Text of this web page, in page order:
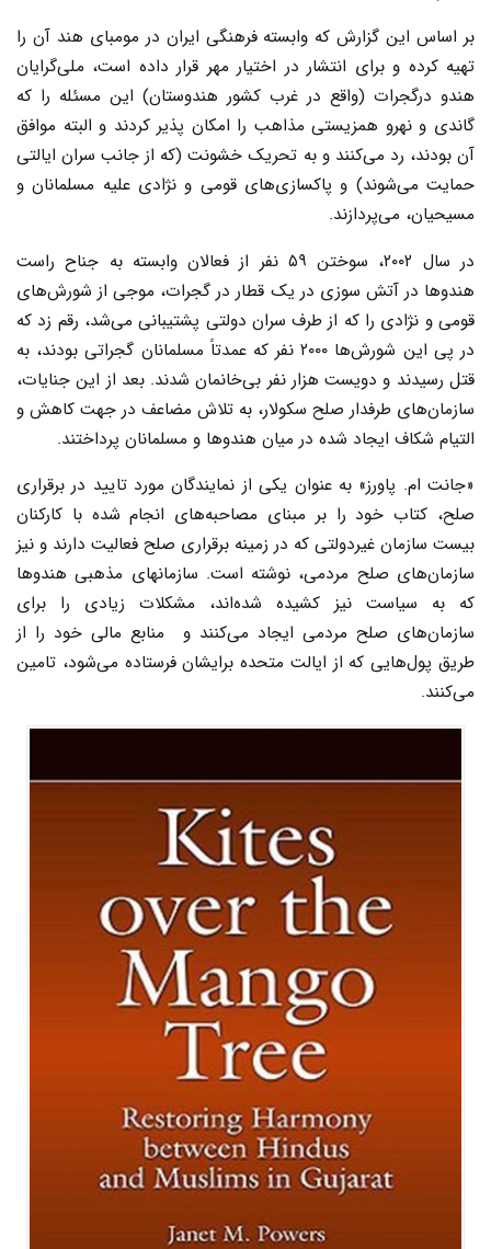
بر اساس این گزارش که وابسته فرهنگی ایران در مومبای هند آن را
تهیه کرده و برای انتشار در اختیار مهر قرار داده است، ملی‌گرایان
هندو درگجرات (واقع در غرب کشور هندوستان) این مسئله را که
گاندی و نهرو همزیستی مذاهب را امکان پذیر کردند و البته موافق
آن بودند، رد می‌کنند و به تحریک خشونت (که از جانب سران ایالتی
حمایت می‌شوند) و پاکسازی‌های قومی و نژادی علیه مسلمانان و
مسیحیان، می‌پردازند.
در سال ۲۰۰۲، سوختن ۵۹ نفر از فعالان وابسته به جناح راست
هندوها در آتش سوزی در یک قطار در گجرات، موجی از شورش‌های
قومی و نژادی را که از طرف سران دولتی پشتیبانی می‌شد، رقم زد که
در پی این شورش‌ها ۲۰۰۰ نفر که عمدتاً مسلمانان گجراتی بودند، به
قتل رسیدند و دویست هزار نفر بی‌خانمان شدند. بعد از این جنایات،
سازمان‌های طرفدار صلح سکولار، به تلاش مضاعف در جهت کاهش و
التیام شکاف ایجاد شده در میان هندوها و مسلمانان پرداختند.
«جانت ام. پاورز» به عنوان یکی از نمایندگان مورد تایید در برقراری
صلح، کتاب خود را بر مبنای مصاحبه‌های انجام شده با کارکنان
بیست سازمان غیردولتی که در زمینه‌ برقراری صلح فعالیت دارند و نیز
سازمان‌های صلح مردمی، نوشته است. سازمانهای مذهبی هندوها
که به سیاست نیز کشیده شده‌اند، مشکلات زیادی را برای
سازمان‌های صلح مردمی ایجاد می‌کنند و منابع مالی خود را از
طریق پول‌هایی که از ایالت متحده برایشان فرستاده می‌شود، تامین
می‌کنند.